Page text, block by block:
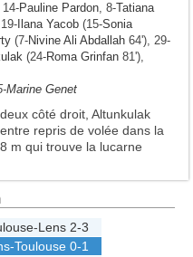
Pauline Pardon, 8-Tatiana
Ilana Yacob (15-Sonia
(7-Nivine Ali Abdallah 64'), 29-
(24-Roma Grinfan 81'),
Marine Genet
côté droit, Altunkulak
repris de volée dans la
m qui trouve la lucarne
-Lens 2-3
-Toulouse 0-1